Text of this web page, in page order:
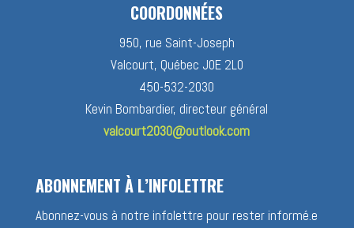
COORDONNÉES
950, rue Saint-Joseph
Valcourt, Québec J0E 2L0
450-532-2030
Kevin Bombardier, directeur général
valcourt2030@outlook.com
ABONNEMENT À L’INFOLETTRE
Abonnez-vous à notre infolettre pour rester informé.e